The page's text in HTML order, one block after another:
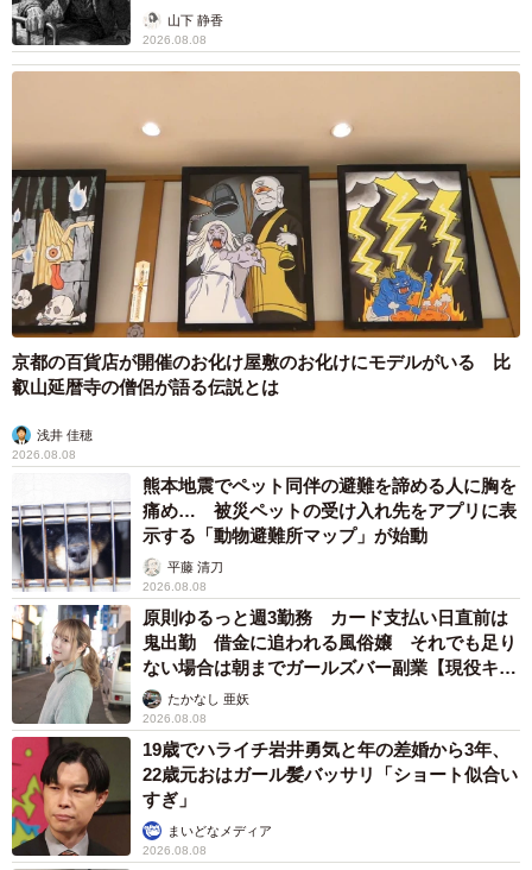
5/12
現在、ご自身のボディラインに関する悩みはありますか？／ボディライ
ンに関する悩み（提供画像）
次に、「ボディラインに関する悩み」について調査をした
ところ、76.4％の人が「悩みがある」と回答。また、具体
的な悩みを複数回答可で教えてもらったところ、「理想よ
りも太っている」（68.7％）がダントツで最多となったほ
か、「足が短い」（38.2％）、「バストにボリュームがな
い」（35.6％）、「ウエストが太すぎる」（34.3％）、
「ウエストのくびれがない」（31.7％）といった回答が挙
げられました。
から】山下 静香
2026.08.08
京都の百貨店が開催のお化け屋敷のお化けにモデルがいる 比
叡山延暦寺の僧侶が語る伝説とは
浅井 佳穂
2026.08.08
熊本地震でペット同伴の避難を諦める人に胸を
痛め… 被災ペットの受け入れ先をアプリに表
示する「動物避難所マップ」が始動
平藤 清刀
2026.08.08
原則ゆるっと週3勤務 カード支払い日直前は
鬼出勤 借金に追われる風俗嬢 それでも足り
ない場合は朝までガールズバー副業【現役キャ
ストに取材】
たかなし 亜妖
2026.08.08
19歳でハライチ岩井勇気と年の差婚から3年、
22歳元おはガール髪バッサリ「ショート似合い
すぎ」
まいどなメディア
2026.08.08